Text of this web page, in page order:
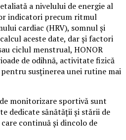
a nivelului de energie al
indicatori precum ritmul
cardiac (HRV), somnul și
aceste date, dar și factori
ciclul menstrual, HONOR
de odihnă, activitate fizică
susținerea unei rutine mai
monitorizare sportivă sunt
dedicate sănătății și stării de
continuă și dincolo de